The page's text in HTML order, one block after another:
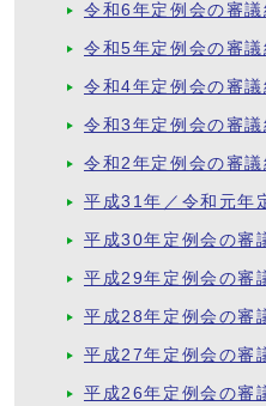
令和6年定例会の審議
令和5年定例会の審議
令和4年定例会の審議
令和3年定例会の審議
令和2年定例会の審議
平成31年／令和元年
平成30年定例会の審
平成29年定例会の審
平成28年定例会の審
平成27年定例会の審
平成26年定例会の審